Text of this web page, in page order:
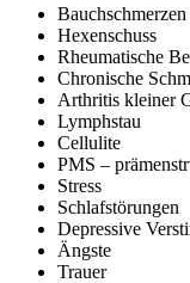
Bauchschmerzen
Hexenschuss
Rheumatische
Chronische
Arthritis kleiner
Lymphstau
Cellulite
PMS –
Stress
Schlafstörungen
Depressive
Ängste
Trauer